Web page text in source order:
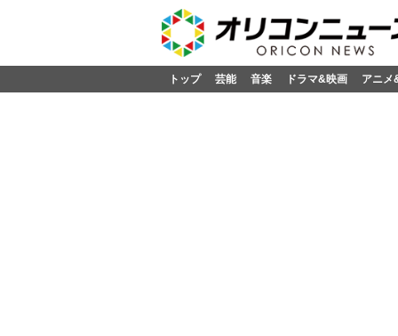
トップ 芸能 音楽 ドラマ&映画 アニメ